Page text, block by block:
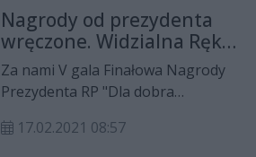
mi państwo, że modernizacja
polskiej armii jest potrzebna do
takiego poziomu, żeby nikt nie
odważył się nas zaatakować -
powiedział prezydent.
Nagrody od prezydenta
wręczone. Widzialna Ręka
Radom i Jakub Wachnicki
laureatami
Za nami V gala Finałowa Nagrody
Prezydenta RP "Dla dobra
aż trzech nominowanych
17.02.2021 08:57